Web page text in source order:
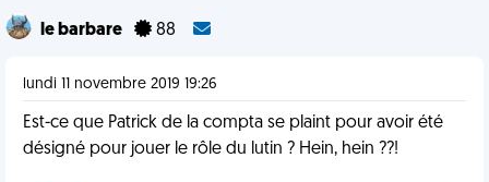
le barbare 88
lundi 11 novembre 2019 19:26
Est-ce que Patrick de la compta se plaint pour avoir été
désigné pour jouer le rôle du lutin ? Hein, hein ??!